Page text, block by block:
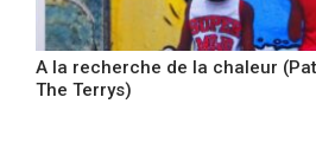
A la recherche de la chaleur
The Terrys)